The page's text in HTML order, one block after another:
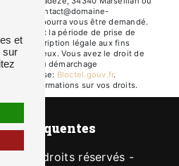
contact@domaine-
d'identité pourra vous être demandé.
pendant la période de prise de
de prescription légale aux fins
contentieux. Vous avez le droit de
au démarchage
adresse:
Bloctel.gouv.fr.
plus d’informations sur vos droits.
fréquentes
- Tous droits réservés -
et
sur